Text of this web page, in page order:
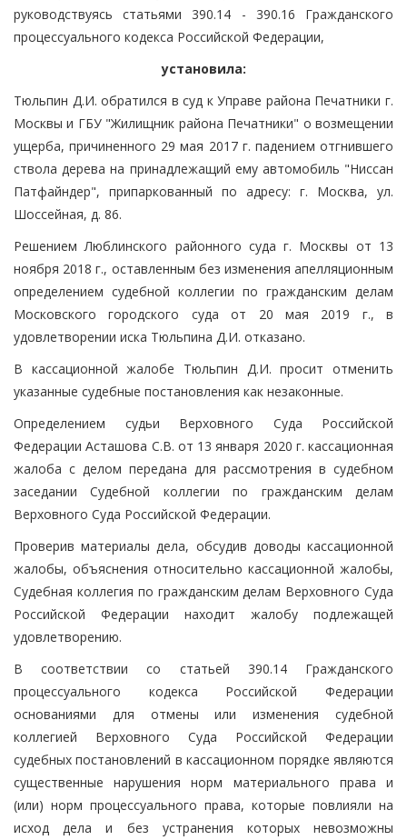
руководствуясь статьями 390.14 - 390.16 Гражданского
процессуального кодекса Российской Федерации,
установила:
Тюльпин Д.И. обратился в суд к Управе района Печатники г.
Москвы и ГБУ "Жилищник района Печатники" о возмещении
ущерба, причиненного 29 мая 2017 г. падением отгнившего
ствола дерева на принадлежащий ему автомобиль "Ниссан
Патфайндер", припаркованный по адресу: г. Москва, ул.
Шоссейная, д. 86.
Решением Люблинского районного суда г. Москвы от 13
ноября 2018 г., оставленным без изменения апелляционным
определением судебной коллегии по гражданским делам
Московского городского суда от 20 мая 2019 г., в
удовлетворении иска Тюльпина Д.И. отказано.
В кассационной жалобе Тюльпин Д.И. просит отменить
указанные судебные постановления как незаконные.
Определением судьи Верховного Суда Российской
Федерации Асташова С.В. от 13 января 2020 г. кассационная
жалоба с делом передана для рассмотрения в судебном
заседании Судебной коллегии по гражданским делам
Верховного Суда Российской Федерации.
Проверив материалы дела, обсудив доводы кассационной
жалобы, объяснения относительно кассационной жалобы,
Судебная коллегия по гражданским делам Верховного Суда
Российской Федерации находит жалобу подлежащей
удовлетворению.
В соответствии со статьей 390.14 Гражданского
процессуального кодекса Российской Федерации
основаниями для отмены или изменения судебной
коллегией Верховного Суда Российской Федерации
судебных постановлений в кассационном порядке являются
существенные нарушения норм материального права и
(или) норм процессуального права, которые повлияли на
исход дела и без устранения которых невозможны